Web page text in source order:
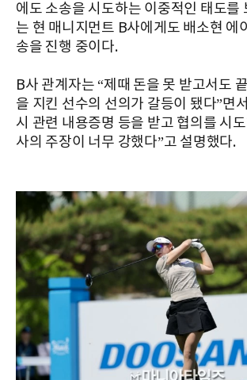
에도 소송을 시도하는 이중적인 태도를
는 현 매니지먼트 B사에게도 배소현 에
송을 진행 중이다.
B사 관계자는 “제때 돈을 못 받고서도
을 지킨 선수의 선의가 갈등이 됐다”면
시 관련 내용증명 등을 받고 협의를 시
사의 주장이 너무 강했다”고 설명했다.